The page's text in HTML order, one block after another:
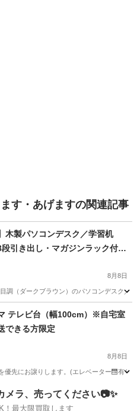
す・あげますの関連記事
木製パソコンデスク／学習机
段引き出し・マガジンラック付
8月8日
調（ダークブラウン）のパソコンデスク
ルテレビ台（幅100cm）※自宅室
できる方限定
8月8日
優先にお譲りします。(エレベーター🛗有り)
メラ、売ってください📷✨
！最大限買取します